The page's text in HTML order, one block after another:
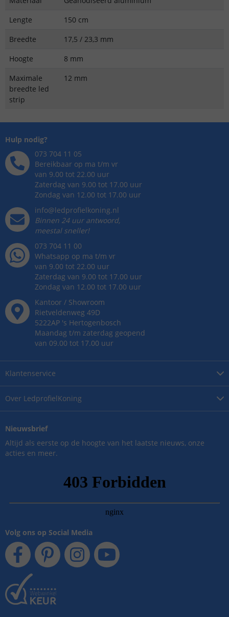
Lengte
150 cm
Breedte
17,5 / 23,3 mm
Hoogte
8 mm
Maximale
breedte led
strip
12 mm
Over LedprofielKoning
Klantenservice
Hulp nodig?
073 704 11 05
Bereikbaar op ma t/m vr
van 9.00 tot 22.00 uur
Zaterdag van 9.00 tot 17.00 uur
Zondag van 12.00 tot 17.00 uur
info@ledprofielkoning.nl
Binnen 24 uur antwoord,
meestal sneller!
073 704 11 00
Whatsapp op ma t/m vr
van 9.00 tot 22.00 uur
Zaterdag van 9.00 tot 17.00 uur
Zondag van 12.00 tot 17.00 uur
Kantoor / Showroom
Rietveldenweg 49D
5222AP 's Hertogenbosch
Maandag t/m zaterdag geopend
van 09.00 tot 17.00 uur
Nieuwsbrief
Altijd als eerste op de hoogte van het laatste nieuws, onze
acties en meer.
Volg ons op Social Media